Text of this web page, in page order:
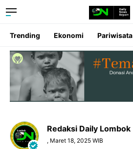
Trending Ekonomi Pariwisata
Redaksi Daily Lombok
, Maret 18, 2025 WIB